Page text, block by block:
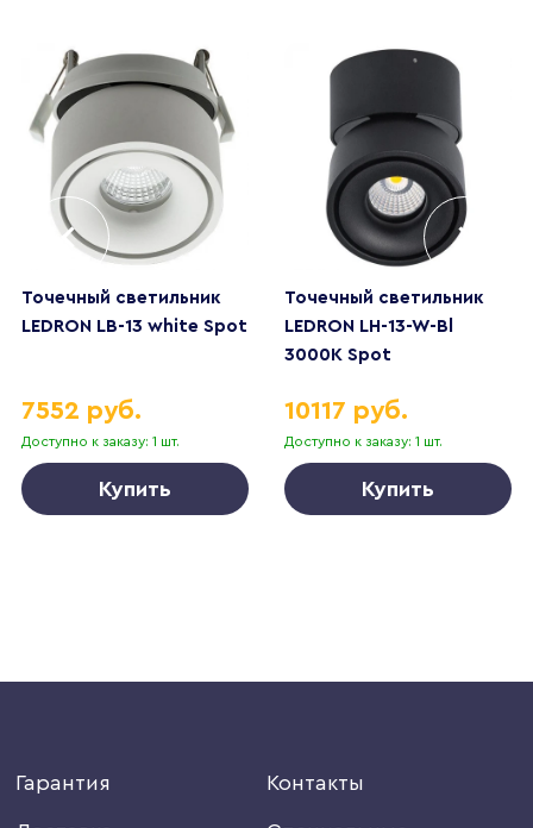
Точечный светильник
LEDRON LB-13 white Spot
Доступно к заказу: 1 шт.
7552 руб.
Купить
Точечный светильник
LEDRON LH-13-W-Bl
3000K Spot
Доступно к заказу: 1 шт.
10117 руб.
Купить
Гарантия Контакты